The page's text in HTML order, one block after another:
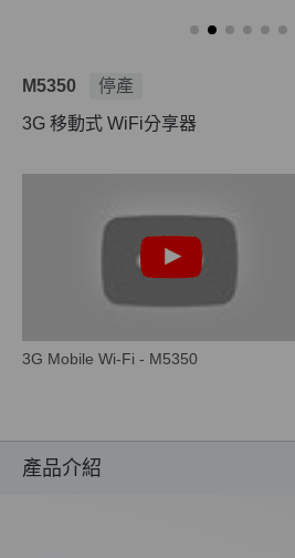
M5350
停產
3G 移動式 WiFi分享器
3G Mobile Wi-Fi - M5350
產品介紹